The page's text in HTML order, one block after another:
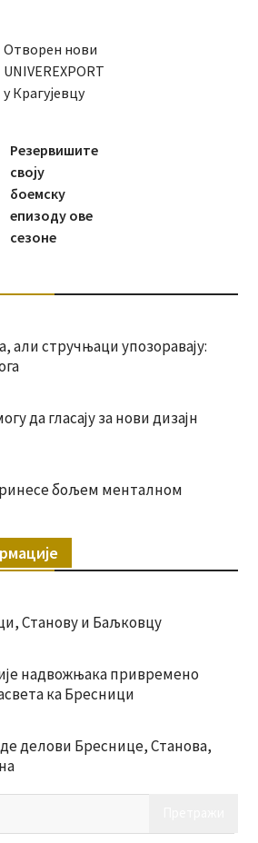
Отворен нови
UNIVEREXPORT
у Крагујевцу
Резервишите
своју
боемску
епизоду ове
сезоне
али стручњаци упозоравају:
да гласају за нови дизајн
бољем менталном
Станову и Баљковцу
надвожњака привремено
ка Бресници
делови Бреснице, Станова,